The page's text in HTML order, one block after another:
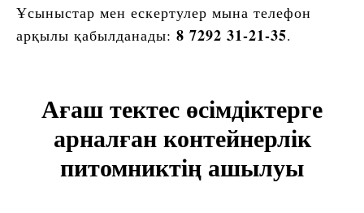
Ұсыныстар мен ескертулер мына телефон
арқылы қабылданады: 8 7292 31-21-35.
Ағаш тектес өсімдіктерге
арналған контейнерлік
питомниктің ашылуы